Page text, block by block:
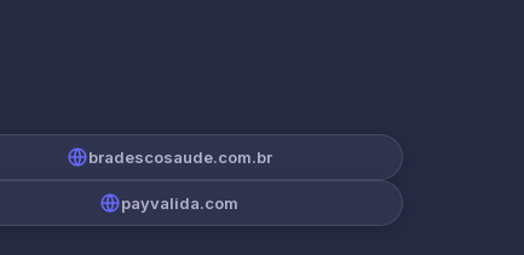
bradescosaude.com.br
payvalida.com